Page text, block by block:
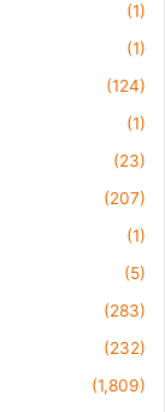
(1)
(1)
(124)
(1)
(23)
(207)
(1)
(5)
(283)
(232)
(1,809)